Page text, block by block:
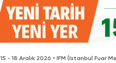
15 - 18 Aralık 2026 • IFM (Istanbul Fuar